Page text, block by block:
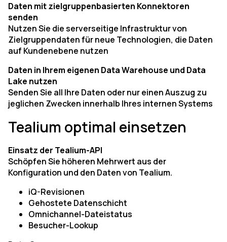
Daten mit zielgruppenbasierten Konnektoren
senden
Nutzen Sie die serverseitige Infrastruktur von
Zielgruppendaten für neue Technologien, die Daten
auf Kundenebene nutzen
Daten in Ihrem eigenen Data Warehouse und Data
Lake nutzen
Senden Sie all Ihre Daten oder nur einen Auszug zu
jeglichen Zwecken innerhalb Ihres internen Systems
Tealium optimal einsetzen
Einsatz der Tealium-API
Schöpfen Sie höheren Mehrwert aus der
Konfiguration und den Daten von Tealium.
iQ-Revisionen
Gehostete Datenschicht
Omnichannel-Dateistatus
Besucher-Lookup